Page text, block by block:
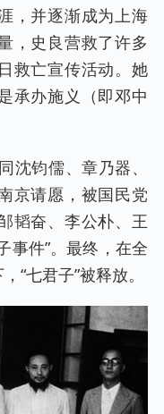
，并逐渐成为上海
，史良营救了许多
救亡宣传活动。她
承办施义（即邓中
沈钧儒、章乃器、
京请愿，被国民党
韬奋、李公朴、王
事件”。最终，在全
“七君子”被释放。